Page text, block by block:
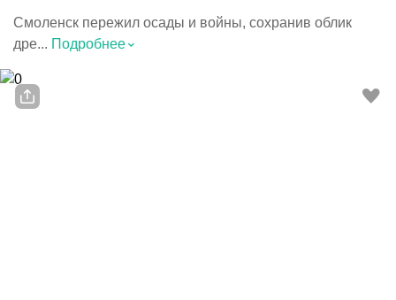
Смоленск пережил осады и войны, сохранив облик
дре... Подробнее⌃